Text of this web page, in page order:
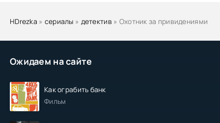
Ожидаем на сайте
Как ограбить банк
Фильм
HDrezka » сериалы » детектив » Охотник за привидениями